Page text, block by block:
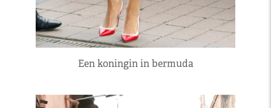
Een koningin in bermuda